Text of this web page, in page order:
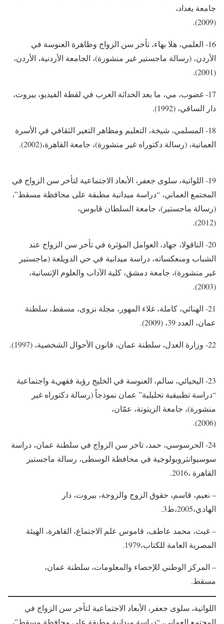
جامعة بغداد،
(2009).
16- العلمي، هلا بهاء، تأخر سن الزواج وظاهرة العنوسة في
الأردن، (رسالة ماجستير غير منشورة)، الجامعة الأردنية، الأردن،
(2001).
17- غضوب، مي، ما بعد الحداثة العرب في لقطة الفيديو، بيروت،
دار الساقي، (1992).
18- المسلمي، شيخة، التعليم ومظاهر التغير الثقافي في الأسرة
العمانية، (رسالة دكتوراه غير منشورة)، جامعة القاهرة،(2002).
19- اللواتية، سلوى جعفر، الأبعاد الاجتماعية لتأخر سن الزواج في
المجتمع العماني، “دراسة ميدانية مطبقة على محافظة مسقط”،
(رسالة ماجستير)، جامعة السلطان قابوس،
(2012).
20- الناقولا، جهاد، العوامل المؤثرة في تأخر سن الزواج عند
الشباب ومنعكساته، دراسة ميدانية في حي الدويلعة (ماجستير
غير منشورة)، جامعة دمشق، كلية الآداب والعلوم الإنسانية،
(2003).
21- الهنائي، كاملة، غلاء المهور، مجلة نزوى، مسقط، سلطنة
عمان، العدد 39، (2009).
22- وزارة العدل، سلطنة عمان، قانون الأحوال الشخصية، (1997).
23- اليحيائي، سالم، العنوسة في الخليج رؤية فقهية واجتماعية
“دراسة تطبيقية تحليلية” عمان نموذجاً (رسالة دكتوراه غير
منشورة)، جامعة الزيتونة، عمّان،
(2006).
24- الحرسوسي، حمد، تاخر سن الزواج في سلطنة عمان، دراسة
سوسيوانثروبولوجية في محافظة الوسطى، رسالة ماجستير
القاهرة ،2016.
– نعيم، قاسم، حقوق الزوج والزوجة، بيروت، دار
الهادي،2005،ط3.
– غيث، محمد عاطف، قاموس علم الاجتماع، القاهرة، الهيئة
المصرية العامة للكتاب،1979.
– المركز الوطني للإحصاء والمعلومات، سلطنة عمان،
مسقط.
اللواتية، سلوى جعفر، الأبعاد الاجتماعية لتأخر سن الزواج في
المجتمع العماني، “دراسة ميدانية مطبقة على محافظة مسقط”،